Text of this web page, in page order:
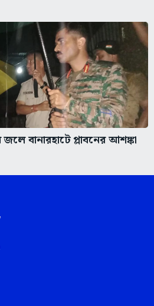
জলে বানারহাটে প্লাবনের আশঙ্কা